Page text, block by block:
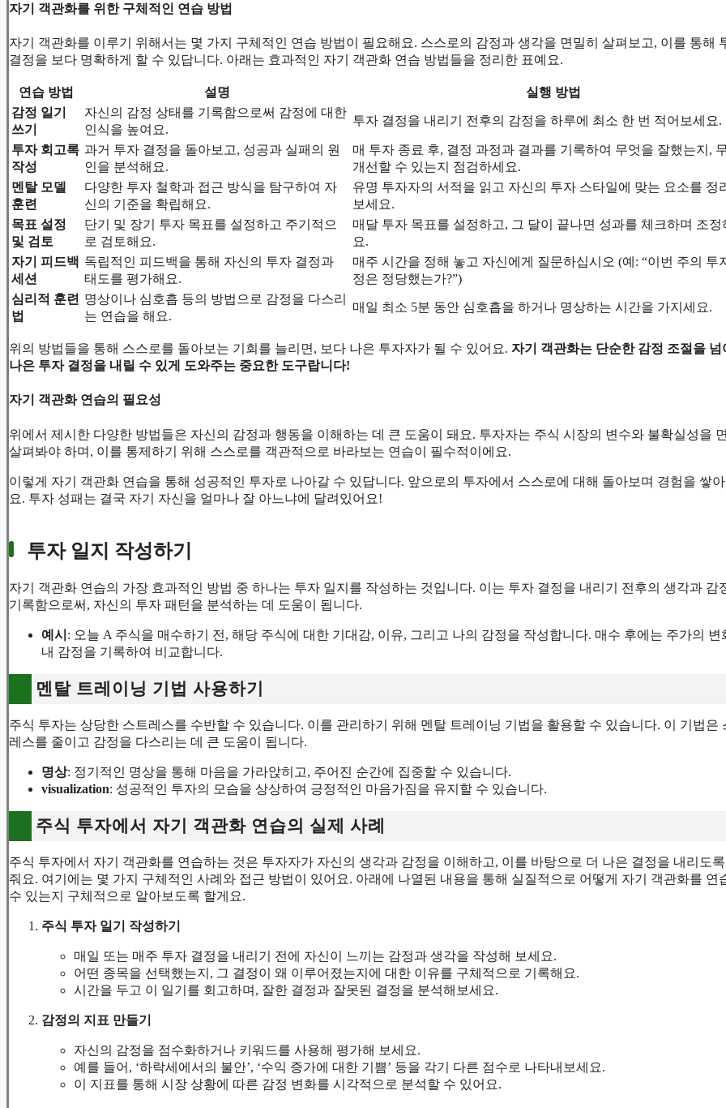
자기 객관화를 위한 구체적인 연습 방법
자기 객관화를 이루기 위해서는 몇 가지 구체적인 연습 방법이 필요해요. 스스로의 감정과 생각을 면밀히 살펴보고, 이를 통해
결정을 보다 명확하게 할 수 있답니다. 아래는 효과적인 자기 객관화 연습 방법들을 정리한 표예요.
연습 방법 설명
실행 방법
감정 일기
쓰기
자신의 감정 상태를 기록함으로써 감정에 대한
인식을 높여요.
투자 결정을 내리기 전후의 감정을 하루에 최소 한 번 적어보세요.
투자 회고록
작성
과거 투자 결정을 돌아보고, 성공과 실패의 원
인을 분석해요.
매 투자 종료 후, 결정 과정과 결과를 기록하여 무엇을 잘했는지,
개선할 수 있는지 점검하세요.
멘탈 모델
훈련
다양한 투자 철학과 접근 방식을 탐구하여 자
신의 기준을 확립해요.
유명 투자자의 서적을 읽고 자신의 투자 스타일에 맞는 요소를 정
보세요.
목표 설정
및 검토
단기 및 장기 투자 목표를 설정하고 주기적으
로 검토해요.
매달 투자 목표를 설정하고, 그 달이 끝나면 성과를 체크하며 조정
요.
자기 피드백
세션
독립적인 피드백을 통해 자신의 투자 결정과
태도를 평가해요.
매주 시간을 정해 놓고 자신에게 질문하십시오 (예: “이번 주의 투
정은 정당했는가?”)
심리적 훈련
법
명상이나 심호흡 등의 방법으로 감정을 다스리
는 연습을 해요.
매일 최소 5분 동안 심호흡을 하거나 명상하는 시간을 가지세요.
위의 방법들을 통해 스스로를 돌아보는 기회를 늘리면, 보다 나은 투자자가 될 수 있어요. 자기 객관화는 단순한 감정 조절을 넘
나은 투자 결정을 내릴 수 있게 도와주는 중요한 도구랍니다!
자기 객관화 연습의 필요성
위에서 제시한 다양한 방법들은 자신의 감정과 행동을 이해하는 데 큰 도움이 돼요. 투자자는 주식 시장의 변수와 불확실성을
살펴봐야 하며, 이를 통제하기 위해 스스로를 객관적으로 바라보는 연습이 필수적이에요.
이렇게 자기 객관화 연습을 통해 성공적인 투자로 나아갈 수 있답니다. 앞으로의 투자에서 스스로에 대해 돌아보며 경험을 쌓아
요. 투자 성패는 결국 자기 자신을 얼마나 잘 아느냐에 달려있어요!
투자 일지 작성하기
자기 객관화 연습의 가장 효과적인 방법 중 하나는 투자 일지를 작성하는 것입니다. 이는 투자 결정을 내리기 전후의 생각과 감
기록함으로써, 자신의 투자 패턴을 분석하는 데 도움이 됩니다.
내 감정을 기록하여 비교합니다.
멘탈 트레이닝 기법 사용하기
주식 투자는 상당한 스트레스를 수반할 수 있습니다. 이를 관리하기 위해 멘탈 트레이닝 기법을 활용할 수 있습니다. 이 기법은
레스를 줄이고 감정을 다스리는 데 큰 도움이 됩니다.
명상
: 정기적인 명상을 통해 마음을 가라앉히고, 주어진 순간에 집중할 수 있습니다.
visualization: 성공적인 투자의 모습을 상상하여 긍정적인 마음가짐을 유지할 수 있습니다.